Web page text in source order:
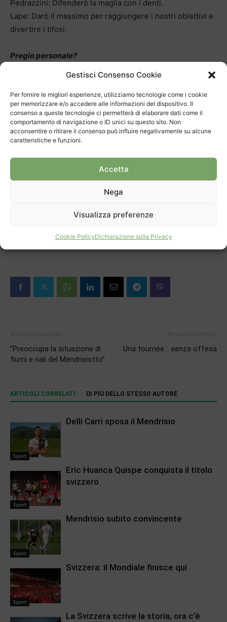
Gestisci Consenso Cookie
Per fornire le migliori esperienze, utilizziamo tecnologie come i cookie
per memorizzare e/o accedere alle informazioni del dispositivo. Il
consenso a queste tecnologie ci permetterà di elaborare dati come il
comportamento di navigazione o ID unici su questo sito. Non
acconsentire o ritirare il consenso può influire negativamente su alcune
caratteristiche e funzioni.
Accetta
Nega
Visualizza preferenze
Cookie PolicyDichiarazione sulla Privacy
Pedrazzini: Difenderò la maglia con i denti.
Lape: Darò il massimo per raggiungere i nostri obiettivi e
divertire i tifosi.
Pregio personale?
Lape: Sono molto disponibile e cerco di aiutare tutti.
Difetto personale?
Pedrazzini: Non vivo senza la mia mamma e il mio papà.
mettermi pressioni inutili.
“Preoccupa la situazione di
fiumi e riali del Mendrisiotto”
Una tournée… senza offesa
ARTICOLI CORRELATI DI PIÙ DELLO STESSO AUTORE
Sport
Delli Carri sposa il Mendrisio
Sport
Eric Huanca Quispe conquista il titolo
svizzero
Sport
Mendrisio subito convincente
Sport
Svizzera: il Mondiale finisce qui
La Svizzera scrive la storia, ora c’è